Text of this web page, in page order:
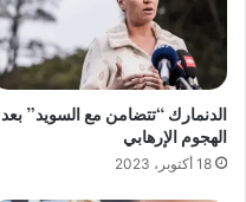
الدنمارك “تتضامن مع السويد” بعد
الهجوم الإرهابي
18 أكتوبر، 2023